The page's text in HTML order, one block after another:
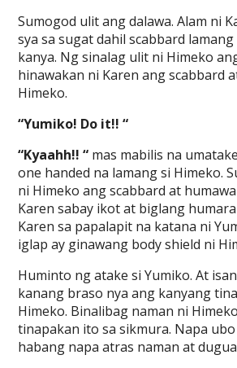
Sumogod ulit ang dalawa. Alam ni
sya sa sugat dahil scabbard
kanya. Ng sinalag ulit ni Himeko
hinawakan ni Karen ang scabbard
Himeko.
“Yumiko! Do it!! “
“Kyaahh!! “ mas mabilis na
one handed na lamang si Himeko.
ni Himeko ang scabbard at
Karen sabay ikot at biglang
Karen sa papalapit na katana ni
iglap ay ginawang body shield ni
Huminto ng atake si Yumiko. At
kanang braso nya ang kanyang
Himeko. Binalibag naman ni
tinapakan ito sa sikmura. Napa
habang napa atras naman at